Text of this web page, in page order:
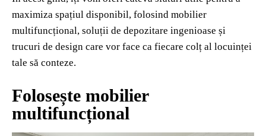
maximiza spațiul disponibil, folosind mobilier
multifuncțional, soluții de depozitare ingenioase și
trucuri de design care vor face ca fiecare colț al locuinței
tale să conteze.
Folosește mobilier
multifuncțional